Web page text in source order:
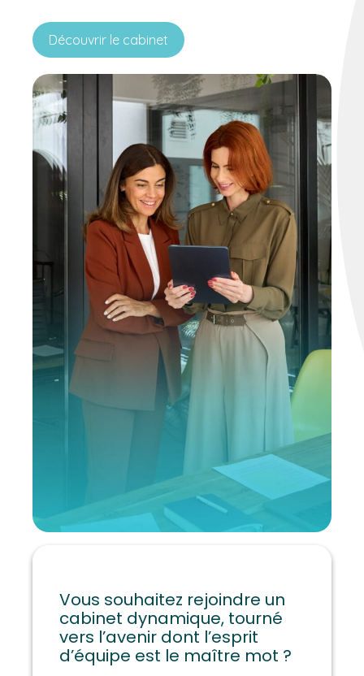
Découvrir le cabinet
Vous souhaitez rejoindre un
cabinet dynamique, tourné
vers l’avenir dont l’esprit
d’équipe est le maître mot ?